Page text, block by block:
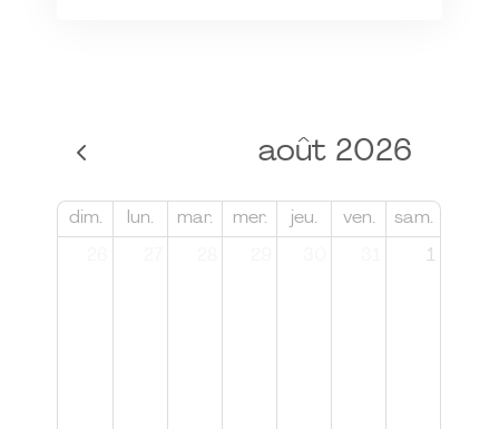
août 2026
dim. lun. mar. mer. jeu. ven. sam.
1